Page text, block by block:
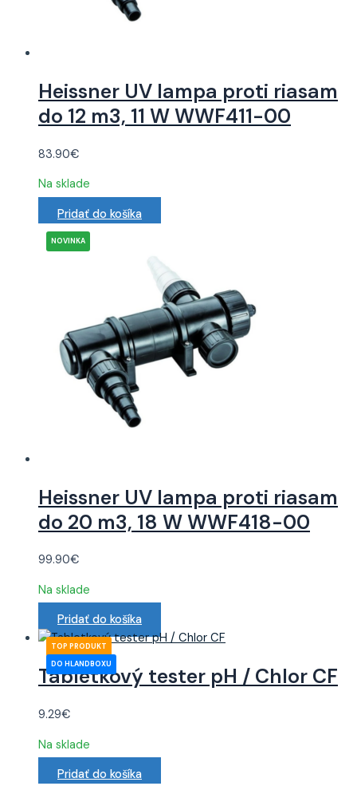
Heissner UV lampa proti riasam
do 12 m3, 11 W WWF411-00
83.90€
Na sklade
Pridať do košíka
Heissner UV lampa proti riasam
do 20 m3, 18 W WWF418-00
99.90€
Na sklade
Pridať do košíka
Tabletkový tester pH / Chlor CF
9.29€
Na sklade
Pridať do košíka